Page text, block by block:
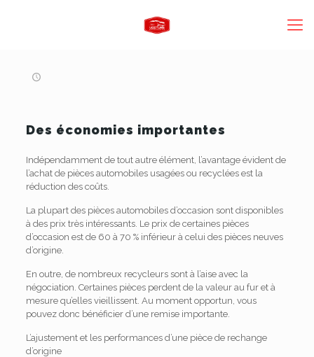
Des économies importantes
Indépendamment de tout autre élément, l’avantage évident de
l’achat de pièces automobiles usagées ou recyclées est la
réduction des coûts.
La plupart des pièces automobiles d’occasion sont disponibles
à des prix très intéressants. Le prix de certaines pièces
d’occasion est de 60 à 70 % inférieur à celui des pièces neuves
d’origine.
En outre, de nombreux recycleurs sont à l’aise avec la
négociation. Certaines pièces perdent de la valeur au fur et à
mesure qu’elles vieillissent. Au moment opportun, vous
pouvez donc bénéficier d’une remise importante.
L’ajustement et les performances d’une pièce de rechange
d’origine